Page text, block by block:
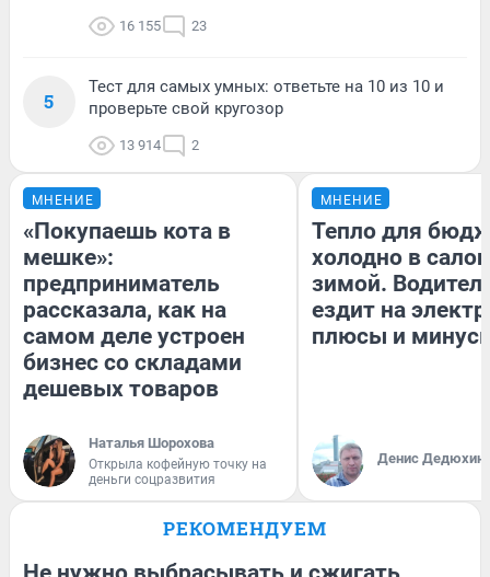
16 155 23
5
Тест для самых умных: ответьте на 10 из 10 и
проверьте свой кругозор
13 914 2
МНЕНИЕ
«Покупаешь кота в
мешке»:
предприниматель
рассказала, как на
самом деле устроен
бизнес со складами
дешевых товаров
Наталья Шорохова
Открыла кофейную точку на
деньги соцразвития
МНЕНИЕ
Тепло для
холодно в
зимой.
ездит на
плюсы и
Денис Дедюхин
РЕКОМЕНДУЕМ